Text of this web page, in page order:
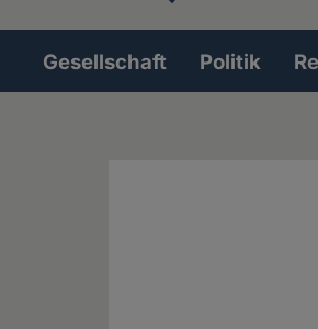
Hauptnavigation
Gesellschaft Politik